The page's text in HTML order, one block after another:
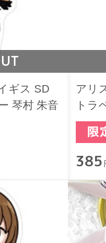
ギス SD
琴村 朱音
アリ
トラ
385